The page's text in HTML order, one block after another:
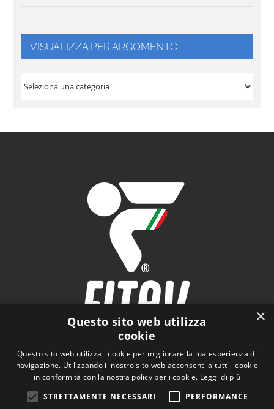
VISUALIZZA PER ARGOMENTO
VISUALIZZA
FITAV - Federazione Italiana Tiro a Volo - Viale Tiziano
n.74, 00196 Roma (RM)
×
Questo sito web utilizza
cookie
Questo sito web utilizza i cookie per migliorare la tua esperienza di
navigazione. Utilizzando il nostro sito web acconsenti a tutti i cookie
in conformità con la nostra policy per i cookie. Leggi di più
STRETTAMENTE NECESSARI
PERFORMANCE